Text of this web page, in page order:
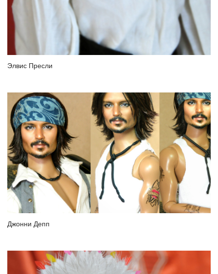
Элвис Пресли
Джонни Депп